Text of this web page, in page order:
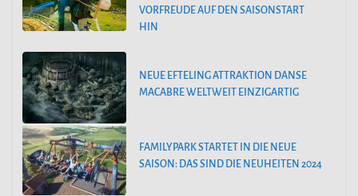
VORFREUDE AUF DEN SAISONSTART
HIN
NEUE EFTELING ATTRAKTION DANSE
MACABRE WELTWEIT EINZIGARTIG
FAMILYPARK STARTET IN DIE NEUE
SAISON: DAS SIND DIE NEUHEITEN 2024